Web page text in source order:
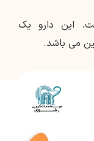
این دارو یک
می باشد.